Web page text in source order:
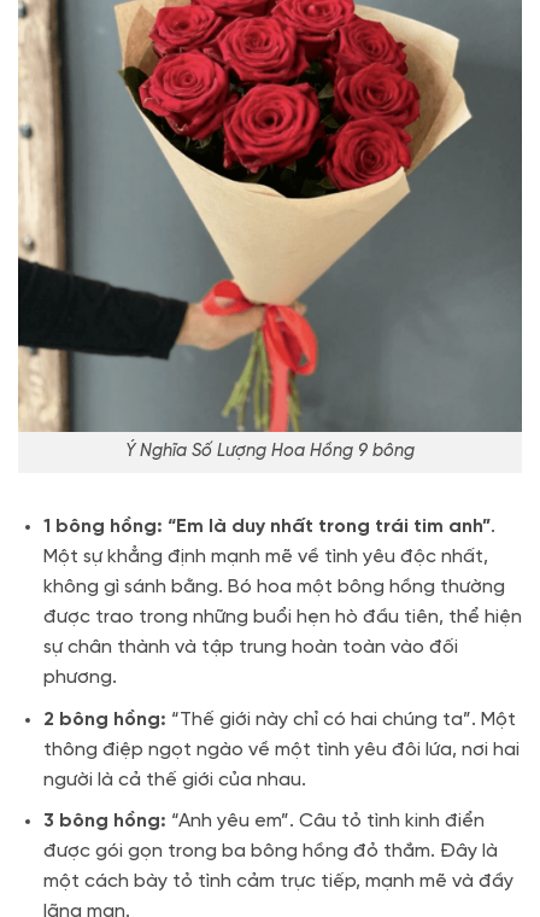
Ý Nghĩa Số Lượng Hoa Hồng 9 bông
1 bông hồng: “Em là duy nhất trong trái tim anh”.
Một sự khẳng định mạnh mẽ về tình yêu độc nhất,
không gì sánh bằng. Bó hoa một bông hồng thường
được trao trong những buổi hẹn hò đầu tiên, thể hiện
sự chân thành và tập trung hoàn toàn vào đối
phương.
2 bông hồng: “Thế giới này chỉ có hai chúng ta”. Một
thông điệp ngọt ngào về một tình yêu đôi lứa, nơi hai
người là cả thế giới của nhau.
3 bông hồng: “Anh yêu em”. Câu tỏ tình kinh điển
được gói gọn trong ba bông hồng đỏ thắm. Đây là
một cách bày tỏ tình cảm trực tiếp, mạnh mẽ và đầy
lãng mạn.